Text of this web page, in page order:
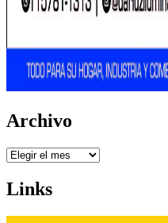
Archivo
Archivo
Links